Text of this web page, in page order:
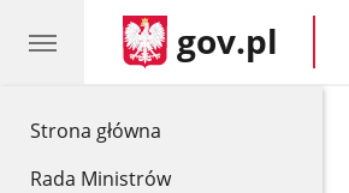
Strona główna
Rada Ministrów
gov.pl